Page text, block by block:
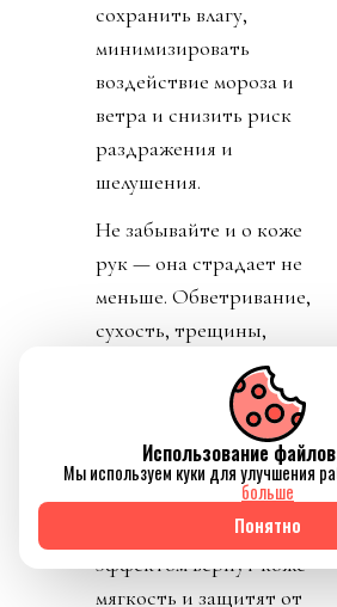
сохранить влагу,
минимизировать
воздействие мороза и
ветра и снизить риск
раздражения и
шелушения.
Не забывайте и о коже
рук — она страдает не
меньше. Обветривание,
сухость, трещины,
заусенцы — всё это
недостаточной
защиты. Питательные
кремы с
восстанавливающим
эффектом вернут коже
мягкость и защитят от
Использование
Мы используем куки для улучшения
больше
Понятно